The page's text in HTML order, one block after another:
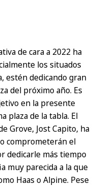
de cara a 2022 ha
los situados
estén dedicando gran
del próximo año. Es
en la presente
plaza de la tabla. El
Grove, Jost Capito, ha
comprometerán el
dedicarle más tiempo
muy parecida a la que
Haas o Alpine. Pese